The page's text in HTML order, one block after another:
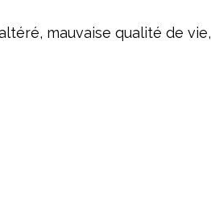
mauvaise qualité de vie,